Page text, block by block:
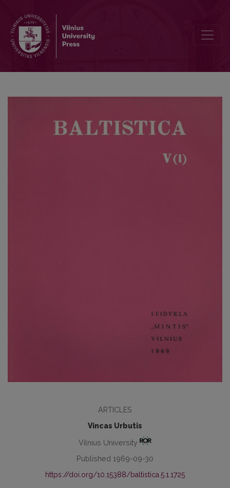
ARTICLES
Vincas Urbutis
Vilnius University
Published 1969-09-30
https://doi.org/10.15388/baltistica.5.1.1725